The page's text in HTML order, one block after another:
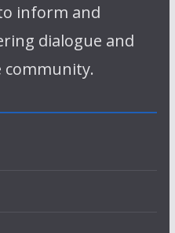
inform and
dialogue and
community.